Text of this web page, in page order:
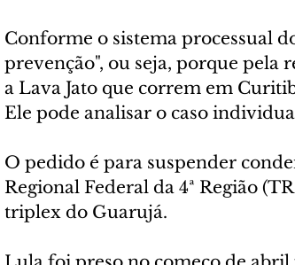
Conforme o sistema processual
prevenção", ou seja, porque pela
a Lava Jato que correm em
Ele pode analisar o caso
O pedido é para suspender
Regional Federal da 4ª Região
triplex do Guarujá.